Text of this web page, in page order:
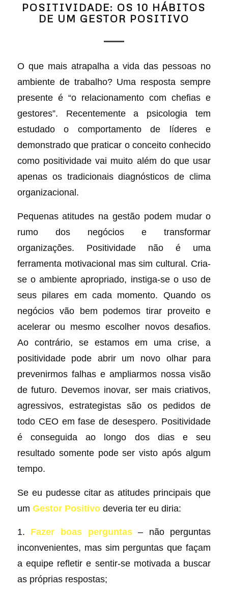
POSITIVIDADE: OS 10 HÁBITOS
DE UM GESTOR POSITIVO
O que mais atrapalha a vida das pessoas no
ambiente de trabalho? Uma resposta sempre
presente é “o relacionamento com chefias e
gestores”. Recentemente a psicologia tem
estudado o comportamento de líderes e
demonstrado que praticar o conceito conhecido
como positividade vai muito além do que usar
apenas os tradicionais diagnósticos de clima
organizacional.
Pequenas atitudes na gestão podem mudar o
rumo dos negócios e transformar
organizações. Positividade não é uma
ferramenta motivacional mas sim cultural. Cria-
se o ambiente apropriado, instiga-se o uso de
seus pilares em cada momento. Quando os
negócios vão bem podemos tirar proveito e
acelerar ou mesmo escolher novos desafios.
Ao contrário, se estamos em uma crise, a
positividade pode abrir um novo olhar para
prevenirmos falhas e ampliarmos nossa visão
de futuro. Devemos inovar, ser mais criativos,
agressivos, estrategistas são os pedidos de
todo CEO em fase de desespero. Positividade
é conseguida ao longo dos dias e seu
resultado somente pode ser visto após algum
tempo.
Se eu pudesse citar as atitudes principais que
um Gestor Positivodeveria ter eu diria:
1. Fazer boas perguntas– não perguntas
inconvenientes, mas sim perguntas que façam
a equipe refletir e sentir-se motivada a buscar
as próprias respostas;